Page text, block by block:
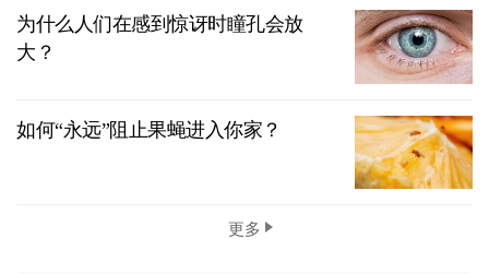
为什么人们在感到惊讶时瞳孔会放
大？
如何“永远”阻止果蝇进入你家？
更多